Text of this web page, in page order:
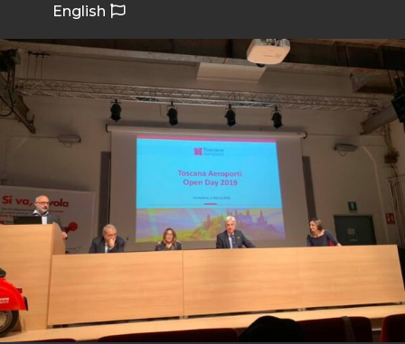
English